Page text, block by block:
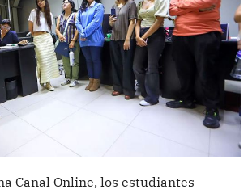
Canal Online, los estudiantes